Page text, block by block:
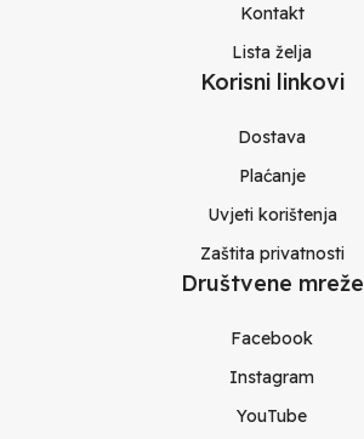
Kontakt
Lista želja
Korisni linkovi
Dostava
Plaćanje
Uvjeti korištenja
Zaštita privatnosti
Društvene mreže
Facebook
Instagram
YouTube